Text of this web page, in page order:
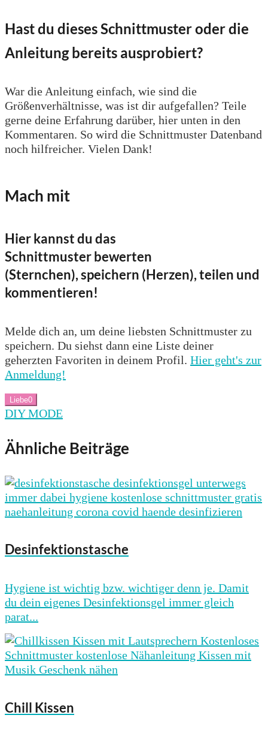
Hast du dieses Schnittmuster oder die
Anleitung bereits ausprobiert?
War die Anleitung einfach, wie sind die
Größenverhältnisse, was ist dir aufgefallen? Teile
gerne deine Erfahrung darüber, hier unten in den
Kommentaren. So wird die Schnittmuster Datenband
noch hilfreicher. Vielen Dank!
Mach mit
Hier kannst du das
Schnittmuster bewerten
(Sternchen), speichern (Herzen), teilen und
kommentieren!
Melde dich an, um deine liebsten Schnittmuster zu
speichern. Du siehst dann eine Liste deiner
geherzten Favoriten in deinem Profil. Hier geht's zur
Anmeldung!
Liebe0
DIY MODE
Ähnliche Beiträge
Desinfektionstasche
Hygiene ist wichtig bzw. wichtiger denn je. Damit
du dein eigenes Desinfektionsgel immer gleich
parat...
Chill Kissen